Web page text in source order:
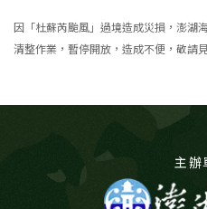
因「杜蘇芮颱風」過境造成災損，澎
清整作業，暫停開放，造成不便，敬請
主辦